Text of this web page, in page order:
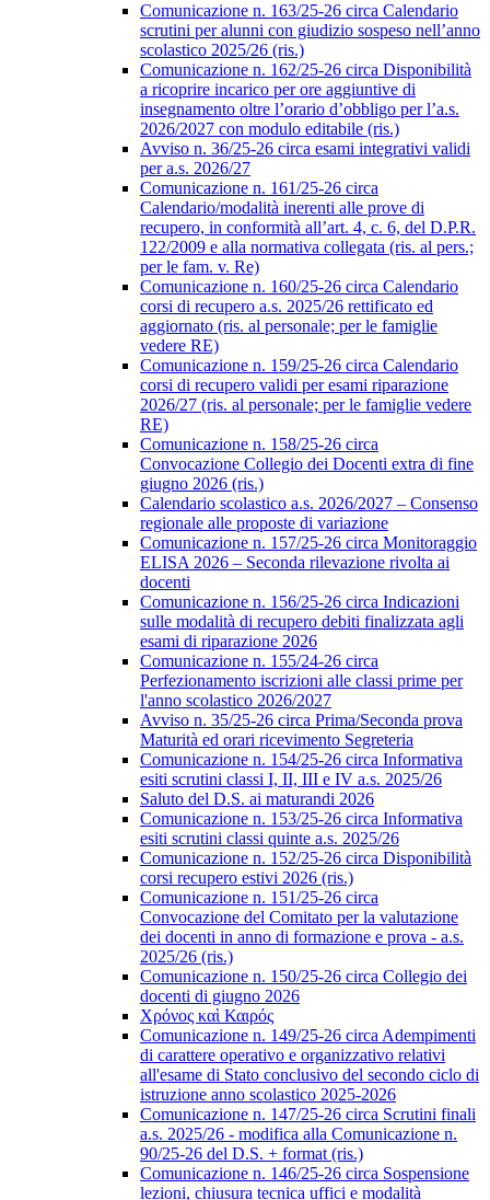
Comunicazione n. 163/25-26 circa Calendario
scrutini per alunni con giudizio sospeso nell’anno
scolastico 2025/26 (ris.)
Comunicazione n. 162/25-26 circa Disponibilità
a ricoprire incarico per ore aggiuntive di
insegnamento oltre l’orario d’obbligo per l’a.s.
2026/2027 con modulo editabile (ris.)
Avviso n. 36/25-26 circa esami integrativi validi
per a.s. 2026/27
Comunicazione n. 161/25-26 circa
Calendario/modalità inerenti alle prove di
recupero, in conformità all’art. 4, c. 6, del D.P.R.
122/2009 e alla normativa collegata (ris. al pers.;
per le fam. v. Re)
Comunicazione n. 160/25-26 circa Calendario
corsi di recupero a.s. 2025/26 rettificato ed
aggiornato (ris. al personale; per le famiglie
vedere RE)
Comunicazione n. 159/25-26 circa Calendario
corsi di recupero validi per esami riparazione
2026/27 (ris. al personale; per le famiglie vedere
RE)
Comunicazione n. 158/25-26 circa
Convocazione Collegio dei Docenti extra di fine
giugno 2026 (ris.)
Calendario scolastico a.s. 2026/2027 – Consenso
regionale alle proposte di variazione
Comunicazione n. 157/25-26 circa Monitoraggio
ELISA 2026 – Seconda rilevazione rivolta ai
docenti
Comunicazione n. 156/25-26 circa Indicazioni
sulle modalità di recupero debiti finalizzata agli
esami di riparazione 2026
Comunicazione n. 155/24-26 circa
Perfezionamento iscrizioni alle classi prime per
l'anno scolastico 2026/2027
Avviso n. 35/25-26 circa Prima/Seconda prova
Maturità ed orari ricevimento Segreteria
Comunicazione n. 154/25-26 circa Informativa
esiti scrutini classi I, II, III e IV a.s. 2025/26
Saluto del D.S. ai maturandi 2026
Comunicazione n. 153/25-26 circa Informativa
esiti scrutini classi quinte a.s. 2025/26
Comunicazione n. 152/25-26 circa Disponibilità
corsi recupero estivi 2026 (ris.)
Comunicazione n. 151/25-26 circa
Convocazione del Comitato per la valutazione
dei docenti in anno di formazione e prova - a.s.
2025/26 (ris.)
Comunicazione n. 150/25-26 circa Collegio dei
docenti di giugno 2026
Χρόνος καὶ Καιρός
Comunicazione n. 149/25-26 circa Adempimenti
di carattere operativo e organizzativo relativi
all'esame di Stato conclusivo del secondo ciclo di
istruzione anno scolastico 2025-2026
Comunicazione n. 147/25-26 circa Scrutini finali
a.s. 2025/26 - modifica alla Comunicazione n.
90/25-26 del D.S. + format (ris.)
Comunicazione n. 146/25-26 circa Sospensione
lezioni, chiusura tecnica uffici e modalità